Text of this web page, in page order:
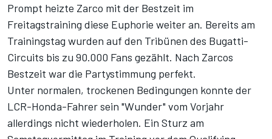
Prompt heizte Zarco mit der Bestzeit im
Freitagstraining diese Euphorie weiter an. Bereits am
Trainingstag wurden auf den Tribünen des Bugatti-
Circuits bis zu 90.000 Fans gezählt. Nach Zarcos
Bestzeit war die Partystimmung perfekt.
Unter normalen, trockenen Bedingungen konnte der
LCR-Honda-Fahrer sein "Wunder" vom Vorjahr
allerdings nicht wiederholen. Ein Sturz am